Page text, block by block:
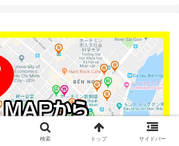
検索 トップ サイドバー